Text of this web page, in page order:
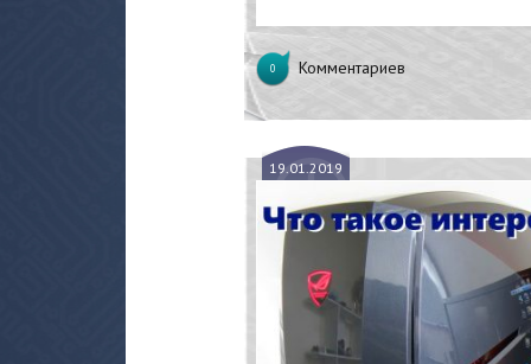
0 Комментариев
19.01.2019